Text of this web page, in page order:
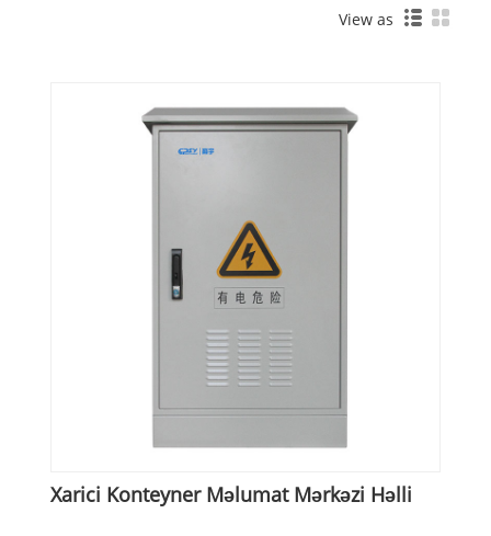
View as
Xarici Konteyner Məlumat Mərkəzi Həlli